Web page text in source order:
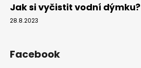
Jak si vyčistit vodní dýmku?
28.8.2023
Facebook